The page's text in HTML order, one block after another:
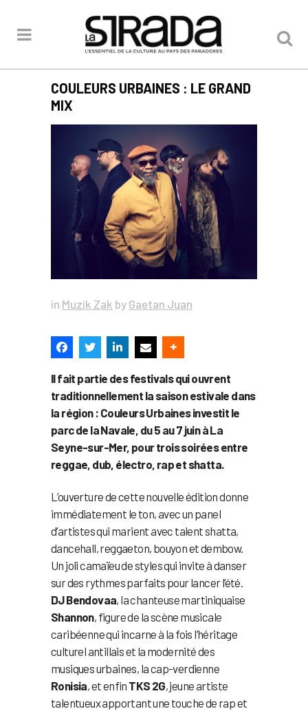
COULEURS URBAINES : LE GRAND
MIX
in Muzik Zak by Gaetan Juan
Il fait partie des festivals qui ouvrent
traditionnellement la saison estivale dans
la région : Couleurs Urbaines investit le
parc de la Navale, du 5 au 7 juin à La
Seyne-sur-Mer, pour trois soirées entre
reggae, dub, électro, rap et shatta.
L’ouverture de cette nouvelle édition donne
immédiatement le ton, avec un panel
d’artistes qui marient avec talent shatta,
dancehall, reggaeton, bouyon et dembow.
Un joli camaïeu de styles qui invite à danser
sur des rythmes parfaits pour lancer l’été.
DJ Bendovaa, la chanteuse martiniquaise
Shannon, figure de la scène musicale
caribéenne qui incarne à la fois l’héritage
culturel antillais et la modernité des
musiques urbaines, la cap-verdienne
Ronisia, et enfin TKS 2G, jeune artiste
talentueux apportant une touche de rap et